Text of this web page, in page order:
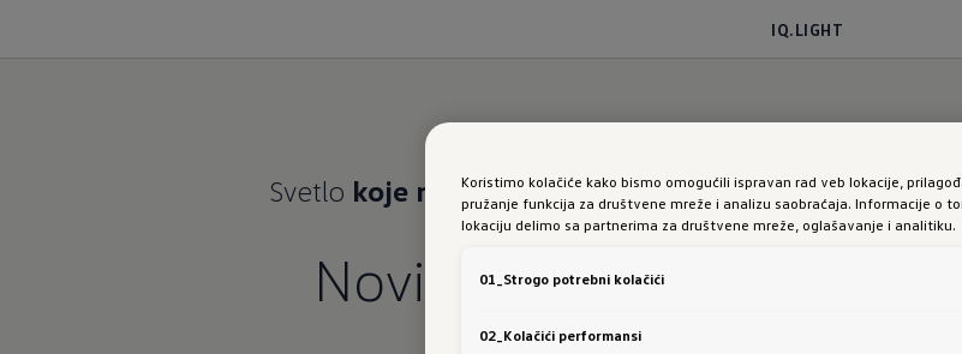
IQ.LIGHT
Svetlo koje misli zajedno s vama
Novi Tayron:IQ.LIGHT
Koristimo kolačiće kako bismo omogućili ispravan rad veb lokacije,
pružanje funkcija za društvene mreže i analizu saobraćaja. Informacije o
lokaciju delimo sa partnerima za društvene mreže, oglašavanje i analitiku.
01_Strogo potrebni kolačići
02_Kolačići performansi